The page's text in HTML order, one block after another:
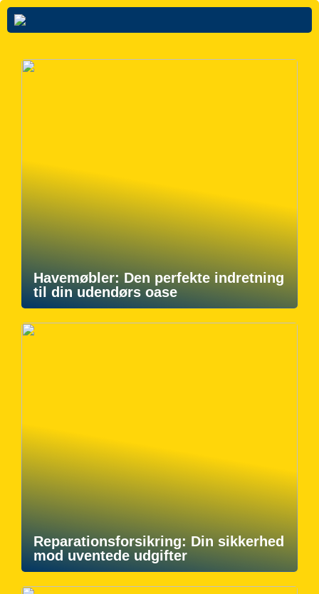
Havemøbler: Den perfekte indretning
til din udendørs oase
Reparationsforsikring: Din sikkerhed
mod uventede udgifter